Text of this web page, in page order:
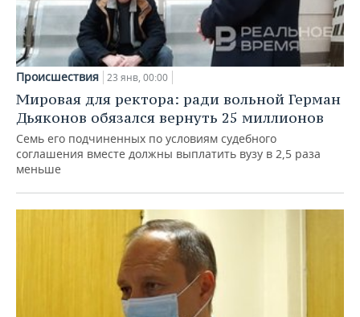
Происшествия 23 янв, 00:00
Мировая для ректора: ради вольной Герман
Дьяконов обязался вернуть 25 миллионов
Семь его подчиненных по условиям судебного
соглашения вместе должны выплатить вузу в 2,5 раза
меньше